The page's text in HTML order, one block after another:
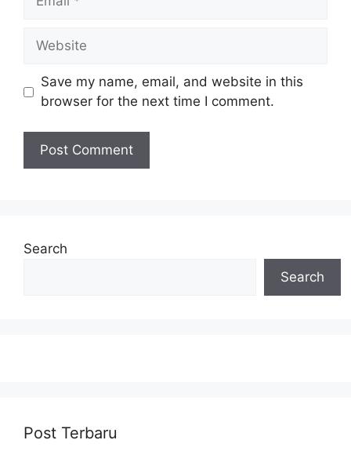
Website
Save my name, email, and website in this
browser for the next time I comment.
Search
Search
Post Terbaru